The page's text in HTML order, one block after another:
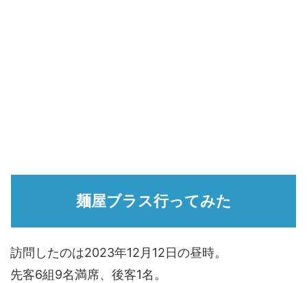
麺屋ブラス行ってみた
訪問したのは2023年12月12日の昼時。
先客6組9名満席、後客1名。